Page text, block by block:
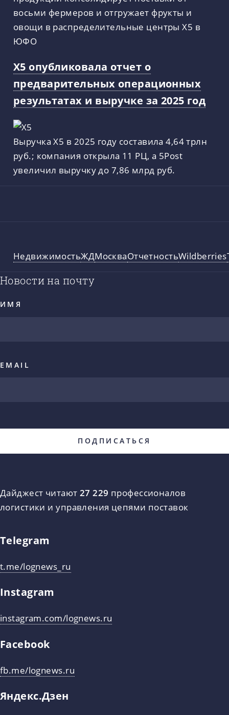
восьми фермеров и отгружает фрукты и
овощи в распределительные центры X5 в
ЮФО
X5 опубликовала отчет о
предварительных операционных
результатах и выручке за 2025 год
Выручка X5 в 2025 году составила 4,64 трлн
руб.; компания открыла 11 РЦ, а 5Post
увеличил выручку до 7,86 млрд руб.
НедвижимостьЖДМоскваОтчетностьWildberries
Новости на почту
ИМЯ
EMAIL
Дайджест читают 27 229 профессионалов
логистики и управления цепями поставок
Telegram
t.me/lognews_ru
Instagram
instagram.com/lognews.ru
Facebook
fb.me/lognews.ru
Яндекс.Дзен